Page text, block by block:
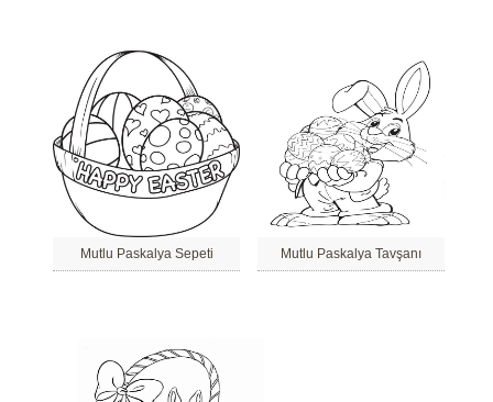
Mutlu Paskalya Sepeti Mutlu Paskalya Tavşanı